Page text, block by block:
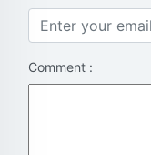
Comment :